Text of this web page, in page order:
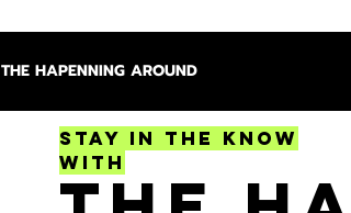
THE HAPENNING AROUND
Stay in the Know
With